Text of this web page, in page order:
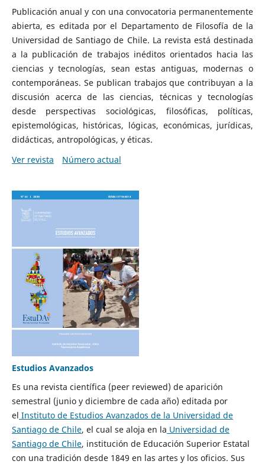
Publicación anual y con una convocatoria permanentemente
abierta, es editada por el Departamento de Filosofía de la
Universidad de Santiago de Chile. La revista está destinada
a la publicación de trabajos inéditos orientados hacia las
ciencias y tecnologías, sean estas antiguas, modernas o
contemporáneas. Se publican trabajos que contribuyan a la
discusión acerca de las ciencias, técnicas y tecnologías
desde perspectivas sociológicas, filosóficas, políticas,
epistemológicas, históricas, lógicas, económicas, jurídicas,
didácticas, antropológicas, y éticas.
Ver revista
Número actual
Estudios Avanzados
Es una revista científica (peer reviewed) de aparición
semestral (junio y diciembre de cada año) editada por
el Instituto de Estudios Avanzados de la Universidad de
Santiago de Chile, el cual se aloja en la Universidad de
Santiago de Chile, institución de Educación Superior Estatal
con una tradición desde 1849 en las artes y los oficios. Sus